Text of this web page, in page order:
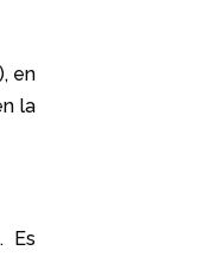
en
la
Es